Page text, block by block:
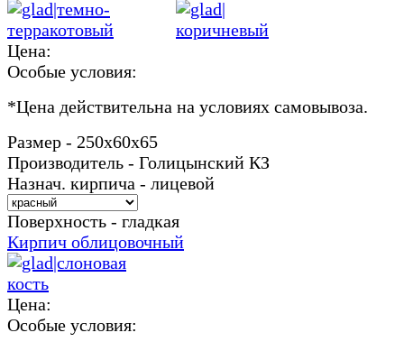
Цена:
Особые условия:
*Цена действительна на условиях самовывоза.
Размер - 250х60х65
Производитель - Голицынский КЗ
Назнач. кирпича - лицевой
Поверхность - гладкая
Кирпич облицовочный
Цена:
Особые условия: